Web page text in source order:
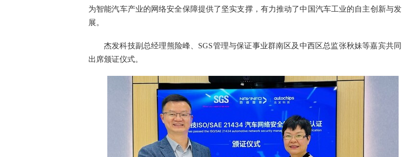
为智能汽车产业的网络安全保障提供了坚实支撑，有力推动了中国汽车工业的自主创新与发
展。
杰发科技副总经理熊险峰、SGS管理与保证事业群南区及中西区总监张秋妹等嘉宾共同
出席颁证仪式。